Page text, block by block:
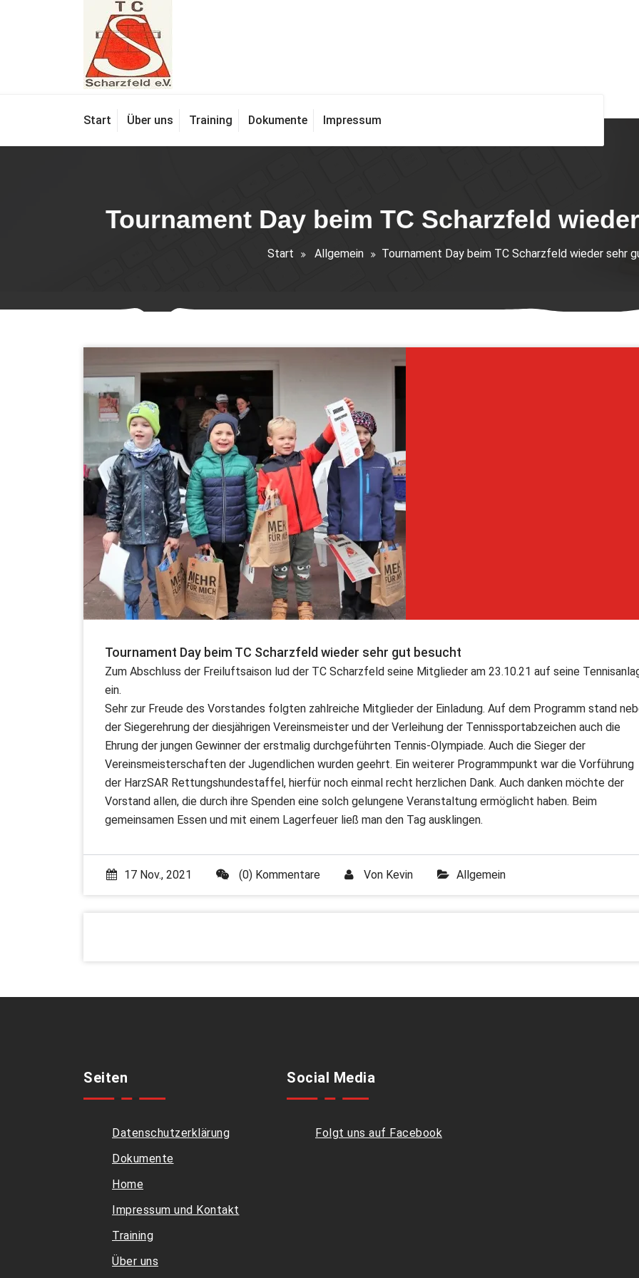
Start
Über uns Training Dokumente Impressum
Tournament Day beim TC Scharzfeld
Start Allgemein Tournament Day beim TC Scharzfeld wieder sehr
Tournament Day beim TC Scharzfeld wieder sehr gut besucht
Zum Abschluss der Freiluftsaison lud der TC Scharzfeld seine Mitglieder am 23.10.21 auf seine
ein.
Sehr zur Freude des Vorstandes folgten zahlreiche Mitglieder der Einladung. Auf dem Programm stand
der Siegerehrung der diesjährigen Vereinsmeister und der Verleihung der Tennissportabzeichen auch die
Ehrung der jungen Gewinner der erstmalig durchgeführten Tennis-Olympiade. Auch die Sieger der
Vereinsmeisterschaften der Jugendlichen wurden geehrt. Ein weiterer Programmpunkt war die Vorführung
der HarzSAR Rettungshundestaffel, hierfür noch einmal recht herzlichen Dank. Auch danken möchte der
Vorstand allen, die durch ihre Spenden eine solch gelungene Veranstaltung ermöglicht haben. Beim
gemeinsamen Essen und mit einem Lagerfeuer ließ man den Tag ausklingen.
17 Nov., 2021 (0) Kommentare Von Kevin Allgemein
Seiten
Datenschutzerklärung
Dokumente
Home
Impressum und Kontakt
Training
Über uns
Social Media
Folgt uns auf Facebook